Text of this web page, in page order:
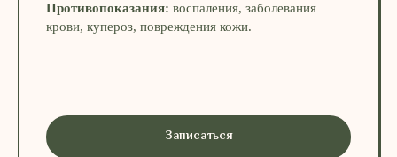
Противопоказания: воспаления, заболевания
крови, купероз, повреждения кожи.
Записаться